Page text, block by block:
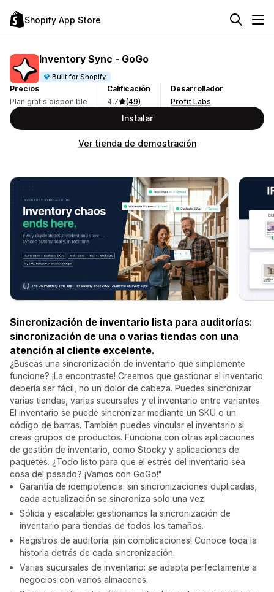
Shopify App Store
Inventory Sync ‑ GoGo
Built for Shopify
Precios
Plan gratis disponible
Calificación
4,7
(49)
Desarrollador
Profit Labs
Instalar
Ver tienda de demostración
Sincronización de inventario lista para auditorías:
sincronización de una o varias tiendas con una
atención al cliente excelente.
¿Buscas una sincronización de inventario que simplemente
funcione? ¡La encontraste! Creemos que gestionar el inventario
debería ser fácil, no un dolor de cabeza. Puedes sincronizar
varias tiendas, varias sucursales y el inventario entre variantes.
El inventario se puede sincronizar mediante un SKU o un
código de barras. También puedes vincular el inventario si
creas grupos de productos. Funciona con otras aplicaciones
de gestión de inventario, como Stocky y aplicaciones de
paquetes. ¿Todo listo para que el estrés del inventario sea
cosa del pasado? ¡Vamos con GoGo!"
Garantía de idempotencia: sin sincronizaciones duplicadas,
cada actualización se sincroniza solo una vez.
Sólida y escalable: gestionamos la sincronización de
inventario para tiendas de todos los tamaños.
Registros de auditoría: ¡sin complicaciones! Conoce toda la
historia detrás de cada sincronización.
Varias sucursales de inventario: se adapta perfectamente a
negocios con varios almacenes.